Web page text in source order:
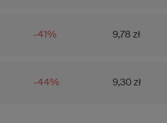
-41% 9,78 zł
-44% 9,30 zł